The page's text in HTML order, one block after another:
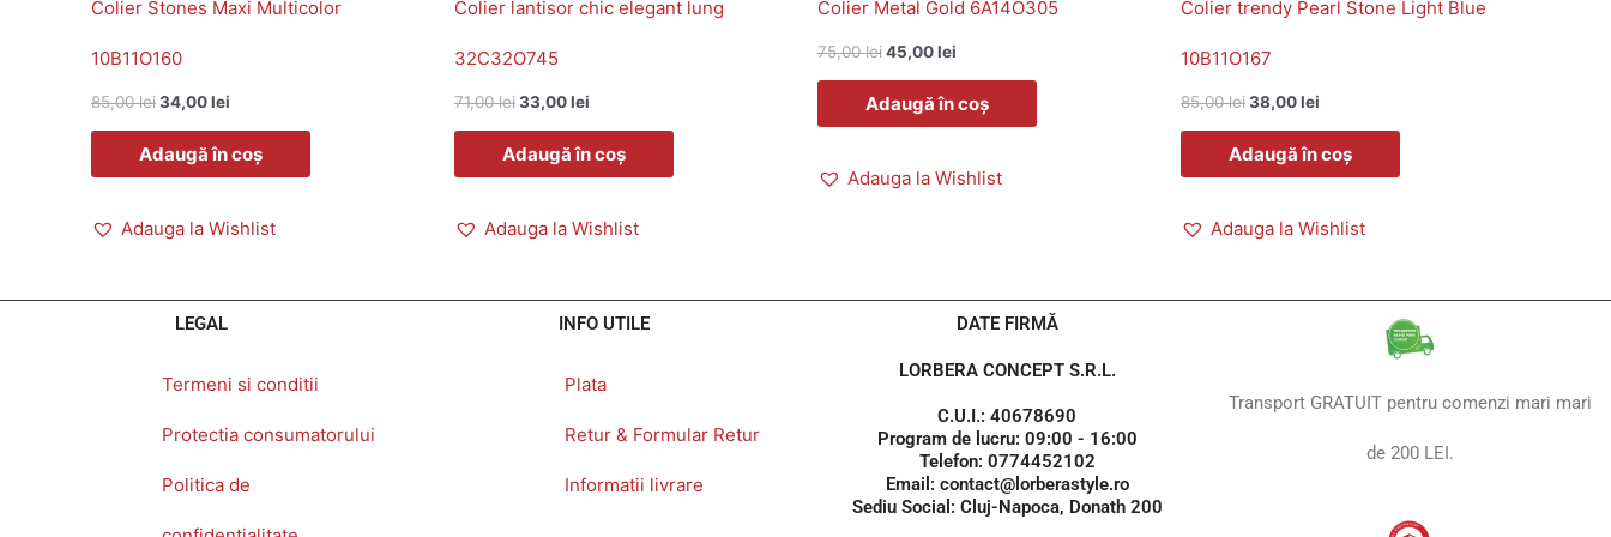
Colier Stones Maxi Multicolor
10B11O160
85,00lei34,00lei
Adaugă în coș
Adauga la Wishlist
Colier lantisor chic elegant lung
32C32O745
71,00lei33,00lei
Adaugă în coș
Adauga la Wishlist
Colier Metal Gold 6A14O305
75,00lei45,00lei
Adaugă în coș
Adauga la Wishlist
Colier trendy Pearl Stone Light Blue
10B11O167
85,00lei38,00lei
Adaugă în coș
Adauga la Wishlist
LEGAL
Termeni si conditii
Protectia consumatorului
Politica de
INFO UTILE
Plata
Retur & Formular Retur
Informatii livrare
DATE FIRMĂ
LORBERA CONCEPT S.R.L.
C.U.I.: 40678690
Program de lucru: 09:00 - 16:00
Telefon: 0774452102
Email: contact@lorberastyle.ro
Sediu Social: Cluj-Napoca, Donath 200
Transport GRATUIT pentru comenzi mari mari
de 200 LEI.